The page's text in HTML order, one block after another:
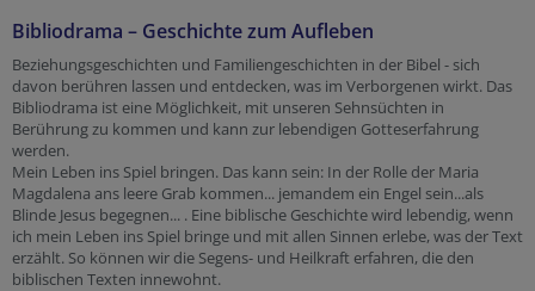
Bibliodrama – Geschichte zum Aufleben
Beziehungsgeschichten und Familiengeschichten in der Bibel - sich
davon berühren lassen und entdecken, was im Verborgenen wirkt. Das
Bibliodrama ist eine Möglichkeit, mit unseren Sehnsüchten in
Berührung zu kommen und kann zur lebendigen Gotteserfahrung
werden.
Mein Leben ins Spiel bringen. Das kann sein: In der Rolle der Maria
Magdalena ans leere Grab kommen... jemandem ein Engel sein...als
Blinde Jesus begegnen... . Eine biblische Geschichte wird lebendig, wenn
ich mein Leben ins Spiel bringe und mit allen Sinnen erlebe, was der Text
erzählt. So können wir die Segens- und Heilkraft erfahren, die den
biblischen Texten innewohnt.